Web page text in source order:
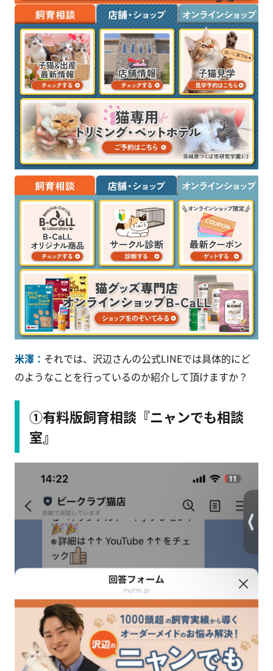
米澤： それでは、沢辺さんの公式LINEでは具体的にど
のようなことを行っているのか紹介して頂けますか？
①有料版飼育相談『ニャンでも相談
室』